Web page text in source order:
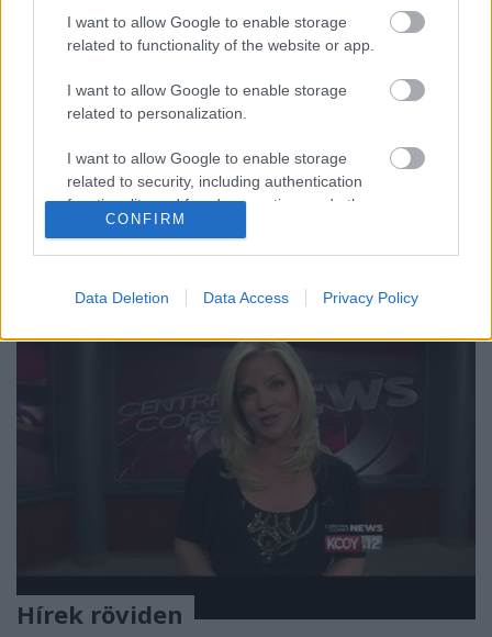
I want to allow Google to enable storage
related to functionality of the website or app.
I want to allow Google to enable storage
related to personalization.
I want to allow Google to enable storage
related to security, including authentication
functionality and fraud prevention, and other
user protection.
CONFIRM
Data Deletion Data Access Privacy Policy
’Hatodik’ – Breiner Tamás estje
Kelle Botond•2011. február 16.
Breiner Tamás a két évadot futott, nagysikerű „Veled
vadonatúj szórakoztató műsorral jelentkezik a
Spinoza színpadán, melyben bebizonyítja, hogy a
telepátia és a jövőbelátás nem csak az emelt díjas…
Hírek röviden